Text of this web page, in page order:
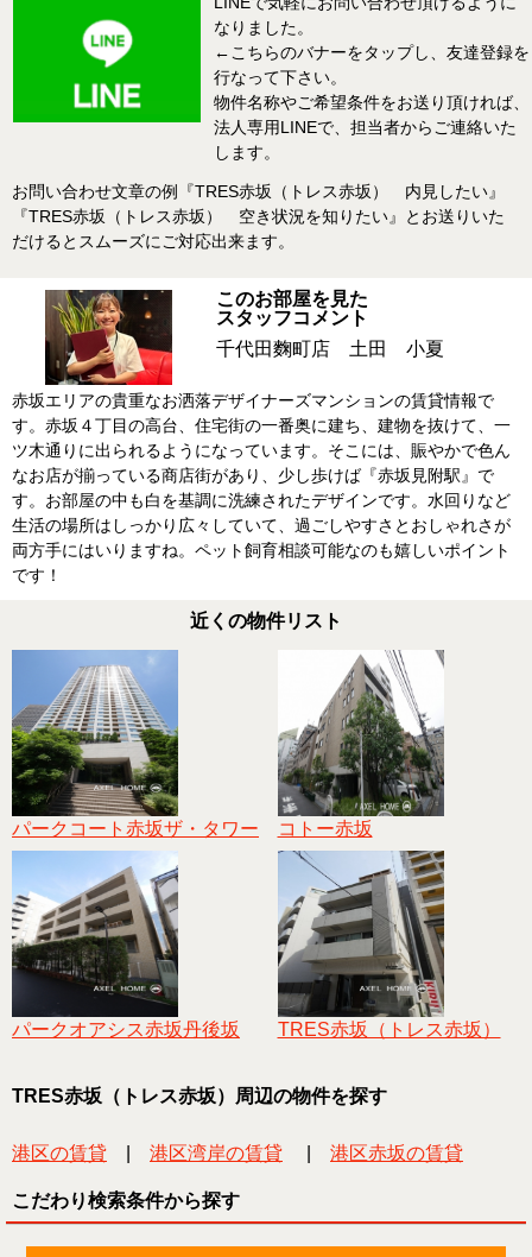
なりました。
←こちらのバナーをタップし、友達登録を
行なって下さい。
物件名称やご希望条件をお送り頂ければ、
法人専用LINEで、担当者からご連絡いた
します。
お問い合わせ文章の例『TRES赤坂（トレス赤坂） 内見したい』
『TRES赤坂（トレス赤坂） 空き状況を知りたい』とお送りいた
だけるとスムーズにご対応出来ます。
このお部屋を見た
スタッフコメント
千代田麴町店 土田 小夏
赤坂エリアの貴重なお洒落デザイナーズマンションの賃貸情報で
す。赤坂４丁目の高台、住宅街の一番奥に建ち、建物を抜けて、一
ツ木通りに出られるようになっています。そこには、賑やかで色ん
なお店が揃っている商店街があり、少し歩けば『赤坂見附駅』で
す。お部屋の中も白を基調に洗練されたデザインです。水回りなど
生活の場所はしっかり広々していて、過ごしやすさとおしゃれさが
両方手にはいりますね。ペット飼育相談可能なのも嬉しいポイント
です！
近くの物件リスト
パークコート赤坂ザ・タワー コトー赤坂
パークオアシス赤坂丹後坂 TRES赤坂（トレス赤坂）
TRES赤坂（トレス赤坂）周辺の物件を探す
港区の賃貸 港区湾岸の賃貸 港区赤坂の賃貸
こだわり検索条件から探す